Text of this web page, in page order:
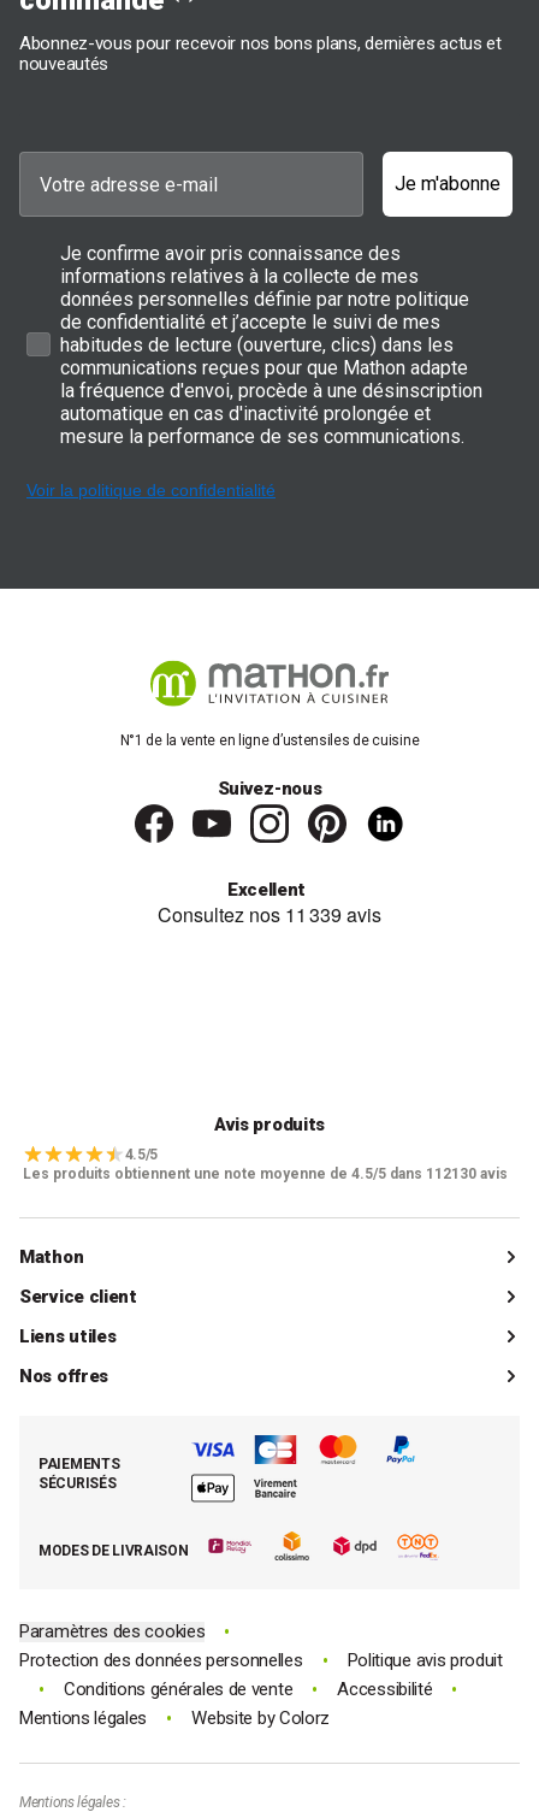
Abonnez-vous pour recevoir nos bons plans, dernières actus et
nouveautés
Je m'abonne
Je confirme avoir pris connaissance des
informations relatives à la collecte de mes
données personnelles définie par notre politique
de confidentialité et j’accepte le suivi de mes
habitudes de lecture (ouverture, clics) dans les
communications reçues pour que Mathon adapte
la fréquence d'envoi, procède à une désinscription
automatique en cas d'inactivité prolongée et
mesure la performance de ses communications.
Voir la politique de confidentialité
N°1 de la vente en ligne d’ustensiles de cuisine
Suivez-nous
Excellent
Avis produits
4.5/5
Les produits obtiennent une note moyenne de 4.5/5 dans 112130 avis
Mathon
Qui sommes-nous ?
Catalogue
La boutique de Saint-Marcellin
La presse parle de Mathon
Service client
Livraisons
Paiements
Demande de rétractation
Liens utiles
Mon compte client
Retrouver (ou activer) mon compte client
Nos offres
Nos best-sellers pâtisserie
Moins cher par lot
PAIEMENTS
SÉCURISÉS
MODES DE LIVRAISON
Paramètres des cookies •
Protection des données personnelles • Politique avis produit
• Conditions générales de vente • Accessibilité •
Mentions légales • Website byColorz
Mentions légales :